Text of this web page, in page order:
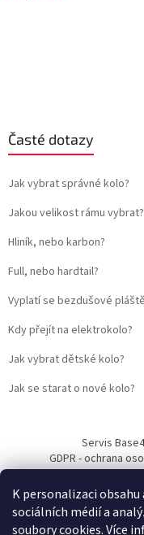
K personalizaci
sociálních médií a
soubory cookies. Více
Časté dotazy
Jak vybrat správné kolo?
Jakou velikost rámu vybrat?
Hliník, nebo karbon?
Full, nebo hardtail?
Vyplatí se bezdušové
Kdy přejít na elektrokolo?
Jak vybrat dětské kolo?
Jak se starat o nové kolo?
Servis
GDPR - ochrana